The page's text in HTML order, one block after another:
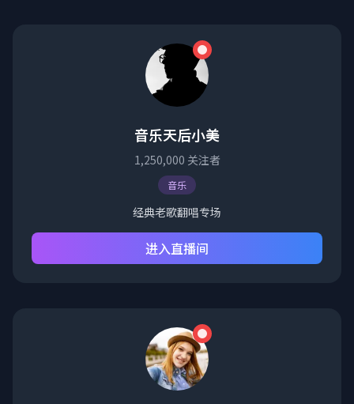
音乐天后小美
1,250,000 关注者
音乐
经典老歌翻唱专场
进入直播间